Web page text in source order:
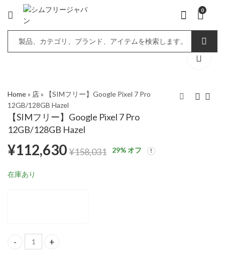
0
Home» 店»
【SIMフリー】Google Pixel 7 Pro
12GB/128GB Hazel
【SIMフリー】Google Pixel 7 Pro
12GB/128GB Hazel
12GB/128GB Snow
¥ 112,630
12GB/256GB Obsidian
128,338
¥112,630 ¥158,031 29% オフ
在庫あり
【SIMフリー】Google Pixel 7 Pro 12GB/128GB Hazel quantity